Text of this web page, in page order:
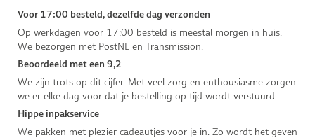
Voor 17:00 besteld, dezelfde dag verzonden
Op werkdagen voor 17:00 besteld is meestal morgen in huis.
We bezorgen met PostNL en Transmission.
Beoordeeld met een 9,2
We zijn trots op dit cijfer. Met veel zorg en enthousiasme zorgen
we er elke dag voor dat je bestelling op tijd wordt verstuurd.
Hippe inpakservice
We pakken met plezier cadeautjes voor je in. Zo wordt het geven